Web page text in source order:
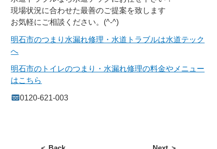
現場状況に合わせた最善のご提案を致します
お気軽にご相談ください。(^-^)
明石市のつまり水漏れ修理・水道トラブルは水道テック
へ
明石市のトイレのつまり・水漏れ修理の料金やメニュー
はこちら
0120-621-003